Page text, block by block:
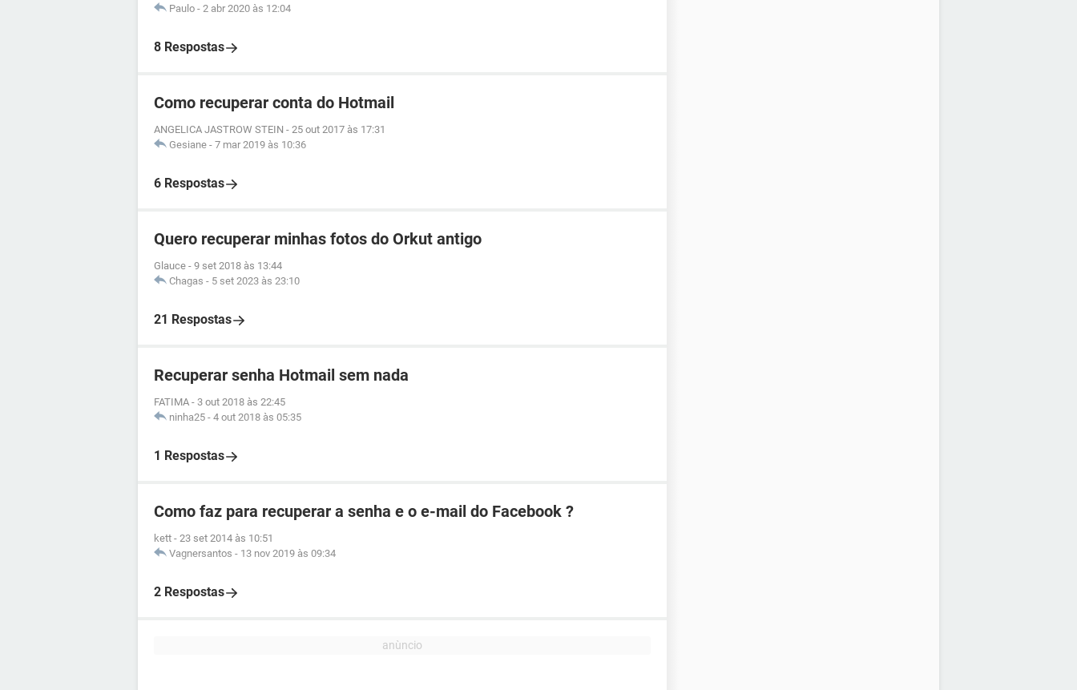
Paulo - 2 abr 2020 às 12:04
8 Respostas
Como recuperar conta do Hotmail
ANGELICA JASTROW STEIN - 25 out 2017 às 17:31
Gesiane - 7 mar 2019 às 10:36
6 Respostas
Quero recuperar minhas fotos do Orkut antigo
Glauce - 9 set 2018 às 13:44
Chagas - 5 set 2023 às 23:10
21 Respostas
Recuperar senha Hotmail sem nada
FATIMA - 3 out 2018 às 22:45
ninha25 - 4 out 2018 às 05:35
1 Respostas
Como faz para recuperar a senha e o e-mail do Facebook ?
kett - 23 set 2014 às 10:51
Vagnersantos - 13 nov 2019 às 09:34
2 Respostas